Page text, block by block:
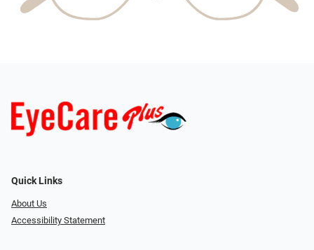
Quick Links
About Us
Accessibility Statement